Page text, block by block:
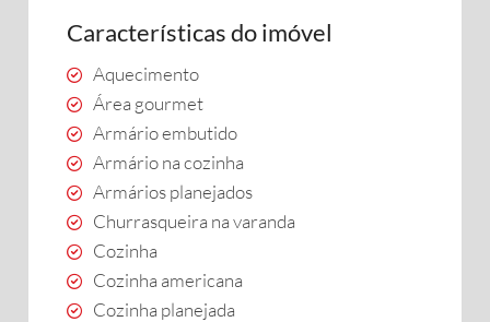
Características do imóvel
Aquecimento
Área gourmet
Armário embutido
Armário na cozinha
Armários planejados
Churrasqueira na varanda
Cozinha
Cozinha americana
Cozinha planejada